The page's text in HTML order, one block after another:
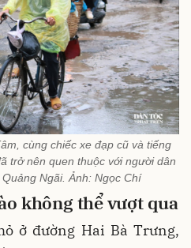
cùng chiếc xe đạp cũ và tiếng
trở nên quen thuộc với người dân
Ngãi. Ảnh: Ngọc Chí
không thể vượt qua
ở đường Hai Bà Trưng,